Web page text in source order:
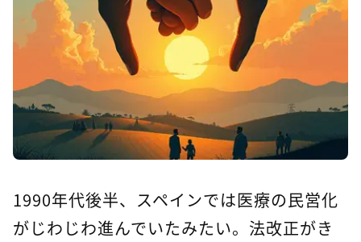
1990年代後半、スペインでは医療の民営化
がじわじわ進んでいたみたい。法改正がき